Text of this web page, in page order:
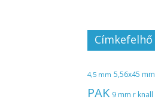
Címkefelhő
4,5 mm 5,56x45 mm
PAK 9 mm r knall